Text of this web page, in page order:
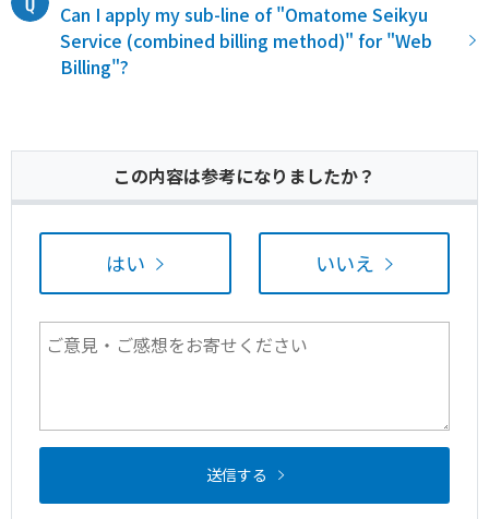
Can I apply my sub-line of "Omatome Seikyu
Service (combined billing method)" for "Web
Billing"?
この内容は参考になりましたか？
はい いいえ
送信する